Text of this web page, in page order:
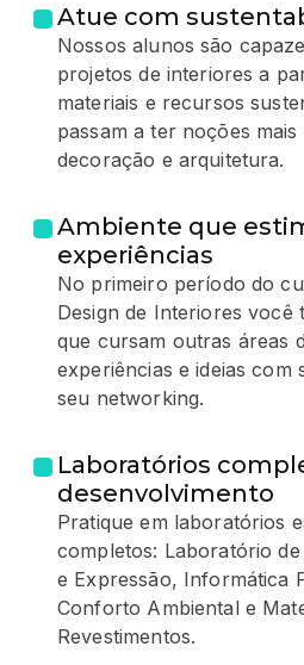
Atue com
Nossos alunos são
projetos de interiores a
materiais e recursos
passam a ter noções
decoração e arquitetura.
Ambiente que
experiências
No primeiro período do
Design de Interiores você
que cursam outras áreas
experiências e ideias com
seu networking.
Laboratórios
desenvolvimento
Pratique em laboratórios
completos: Laboratório
e Expressão, Informática
Conforto Ambiental e
Revestimentos.